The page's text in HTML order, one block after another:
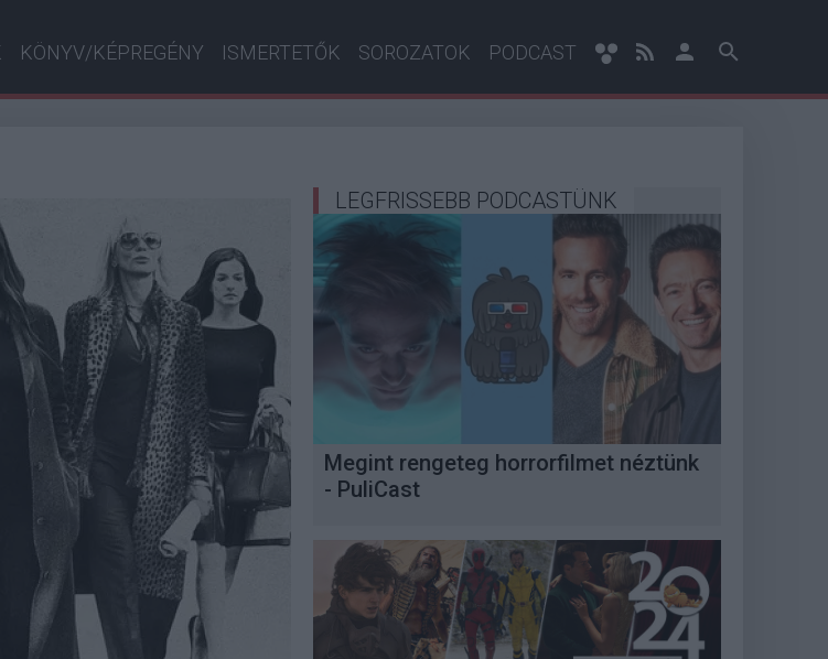
KÖNYV/KÉPREGÉNY ISMERTETŐK SOROZATOK PODCAST
LEGFRISSEBB PODCASTÜNK
Megint rengeteg horrorfilmet néztünk
- PuliCast